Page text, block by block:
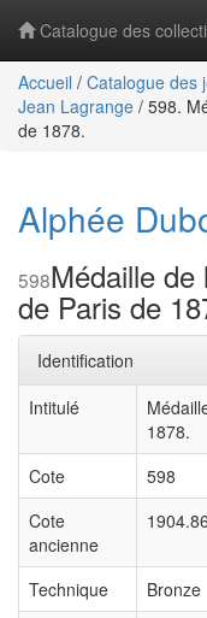
Catalogue des
Accueil / Catalogue des
Jean Lagrange / 598.
de 1878.
Alphée
598Médaille de
de Paris de
Identification
Intitulé
1878.
Cote
598
Cote
ancienne
1904.86
Technique
Bronze